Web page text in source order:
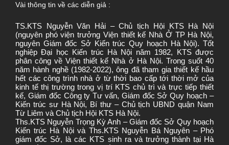
Vài thông tin về các diễn giả :
TS.KTS Nguyễn Văn Hải – Chủ tịch Hội KTS Hà Nội
(nguyên phó viện trưởng Viện thiết kế Nhà Ở TP Hà Nội,
nguyên Giám đốc Sở Kiến trúc Quy hoạch Hà Nội). Tốt
nghiệp Đại học Kiến trúc Hà Nội năm 1982, KTS được
phân công về Viện thiết kế Nhà ở Hà Nội. Trong suốt 40
năm hành nghề (1982-2022), ông đã tham gia thiết kế hầu
hết các công trình nhà ở từ thời bao cấp tới thời mở của
kinh tế thị trường trong vị trí KTS chủ trì và trực tiếp thiết
kế, Giám đốc Công ty Tư vấn, Giám đốc Sở Quy hoạch –
Kiến trúc sư Hà Nội, Bí thư – Chủ tịch UBND quận Nam
Từ Liêm và Chủ tịch Hội KTS Hà Nội.
Ths.KTS Nguyễn Trọng Kỳ Anh – Giám đốc Sở Quy hoạch
Kiến trúc Hà Nội và Ths.KTS Nguyễn Bá Nguyên – Phó
giám đốc Sở, là các KTS sinh ra và trưởng thành tại Hà